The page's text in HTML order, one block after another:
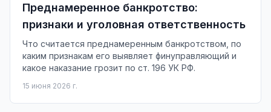
Преднамеренное банкротство:
признаки и уголовная ответственность
Что считается преднамеренным банкротством, по
каким признакам его выявляет финуправляющий и
какое наказание грозит по ст. 196 УК РФ.
15 июня 2026 г.